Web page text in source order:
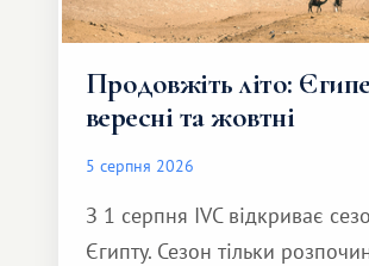
Продовжіть літо:
вересні та жовтні
5 серпня 2026
З 1 серпня IVC відкриває
Єгипту. Сезон тільки